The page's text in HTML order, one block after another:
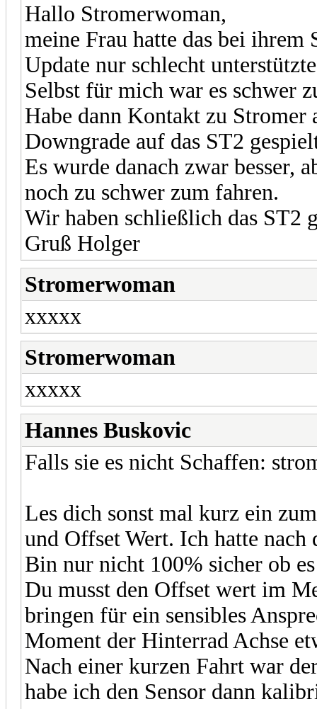
Hallo Stromerwoman,
meine Frau hatte das bei ihrem
Update nur schlecht
Selbst für mich war es schwer
Habe dann Kontakt zu Stromer
Downgrade auf das ST2
Es wurde danach zwar besser,
noch zu schwer zum fahren.
Wir haben schließlich das ST2
Gruß Holger
Stromerwoman
xxxxx
Stromerwoman
xxxxx
Hannes Buskovic
Falls sie es nicht Schaffen:
Les dich sonst mal kurz ein
und Offset Wert. Ich hatte
Bin nur nicht 100% sicher ob
Du musst den Offset wert im
bringen für ein sensibles
Moment der Hinterrad Achse
Nach einer kurzen Fahrt war
habe ich den Sensor dann